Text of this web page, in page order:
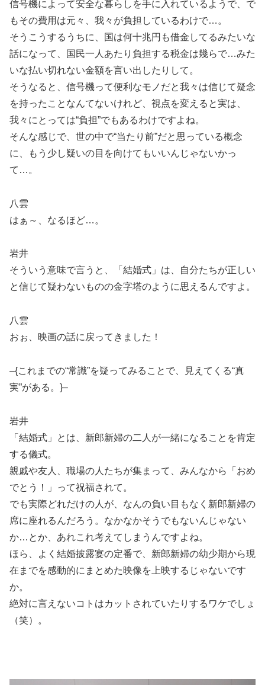
信号機によって安全な暮らしを手に入れているようで、で
もその費用は元々、我々が負担しているわけで…。
そうこうするうちに、国は何十兆円も借金してるみたいな
話になって、国民一人あたり負担する税金は幾らで…みた
いな払い切れない金額を言い出したりして。
そうなると、信号機って便利なモノだと我々は信じて疑念
を持ったことなんてないけれど、視点を変えると実は、
我々にとっては“負担”でもあるわけですよね。
そんな感じで、世の中で“当たり前”だと思っている概念
に、もう少し疑いの目を向けてもいいんじゃないかっ
て…。
八雲
はぁ～、なるほど…。
岩井
そういう意味で言うと、「結婚式」は、自分たちが正しい
と信じて疑わないものの金字塔のように思えるんですよ。
八雲
おぉ、映画の話に戻ってきました！
–{これまでの“常識”を疑ってみることで、見えてくる“真
実”がある。}–
岩井
「結婚式」とは、新郎新婦の二人が一緒になることを肯定
する儀式。
親戚や友人、職場の人たちが集まって、みんなから「おめ
でとう！」って祝福されて。
でも実際どれだけの人が、なんの負い目もなく新郎新婦の
席に座れるんだろう。なかなかそうでもないんじゃない
か…とか、あれこれ考えてしまうんですよね。
ほら、よく結婚披露宴の定番で、新郎新婦の幼少期から現
在までを感動的にまとめた映像を上映するじゃないです
か。
絶対に言えないコトはカットされていたりするワケでしょ
（笑）。